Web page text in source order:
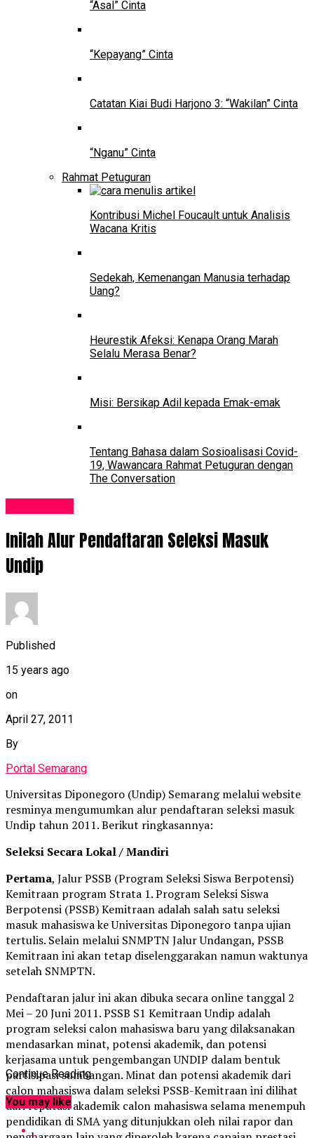
“Asal” Cinta
“Kepayang” Cinta
Catatan Kiai Budi Harjono 3: “Wakilan” Cinta
“Nganu” Cinta
Rahmat Petuguran
Kontribusi Michel Foucault untuk Analisis
Wacana Kritis
Sedekah, Kemenangan Manusia terhadap
Uang?
Heurestik Afeksi: Kenapa Orang Marah
Selalu Merasa Benar?
Misi: Bersikap Adil kepada Emak-emak
Tentang Bahasa dalam Sosioalisasi Covid-
19, Wawancara Rahmat Petuguran dengan
The Conversation
Inilah Alur Pendaftaran Seleksi Masuk
Undip
Published
15 years ago
on
April 27, 2011
By
Portal Semarang
Universitas Diponegoro (Undip) Semarang melalui website
resminya mengumumkan alur pendaftaran seleksi masuk
Undip tahun 2011. Berikut ringkasannya:
Seleksi Secara Lokal / Mandiri
Pertama, Jalur PSSB (Program Seleksi Siswa Berpotensi)
Kemitraan program Strata 1. Program Seleksi Siswa
Berpotensi (PSSB) Kemitraan adalah salah satu seleksi
masuk mahasiswa ke Universitas Diponegoro tanpa ujian
tertulis. Selain melalui SNMPTN Jalur Undangan, PSSB
Kemitraan ini akan tetap diselenggarakan namun waktunya
setelah SNMPTN.
Pendaftaran jalur ini akan dibuka secara online tanggal 2
Mei – 20 Juni 2011. PSSB S1 Kemitraan Undip adalah
program seleksi calon mahasiswa baru yang dilaksanakan
mendasarkan minat, potensi akademik, dan potensi
kerjasama untuk pengembangan UNDIP dalam bentuk
partisipasi sumbangan. Minat dan potensi akademik dari
calon mahasiswa dalam seleksi PSSB-Kemitraan ini dilihat
dari reputasi akademik calon mahasiswa selama menempuh
pendidikan di SMA yang ditunjukkan oleh nilai rapor dan
Continue Reading
You may like